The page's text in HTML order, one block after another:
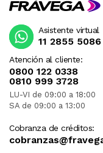
Atención al cliente:
0800 122 0338
0810 999 3728
LU-VI de 09:00 a 18:00
SA de 09:00 a 13:00
Cobranza de créditos:
Asistente virtual
11 2855 5086